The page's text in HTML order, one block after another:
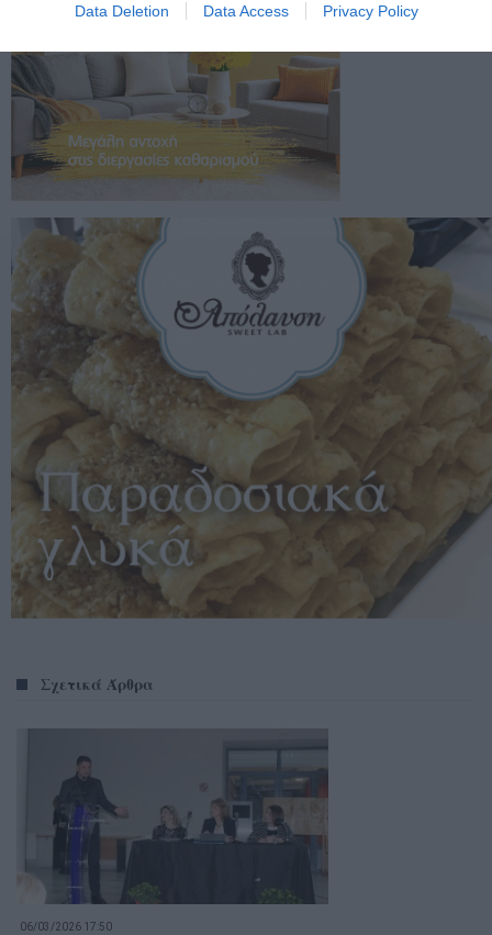
Data Deletion Data Access Privacy Policy
Σχετικά Άρθρα
06/03/2026 17:50